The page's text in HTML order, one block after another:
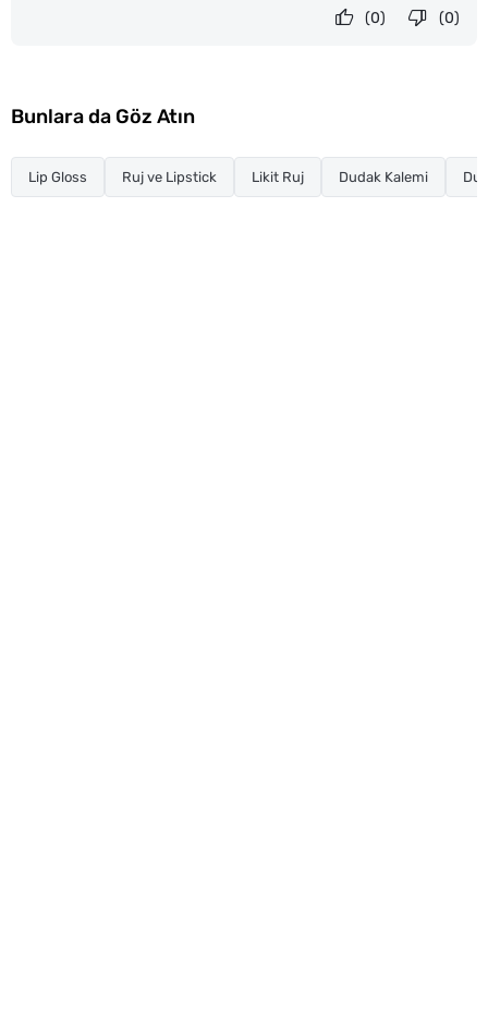
(0)
(0)
Bunlara da Göz Atın
Lip Gloss Ruj ve Lipstick Likit Ruj Dudak Kalemi